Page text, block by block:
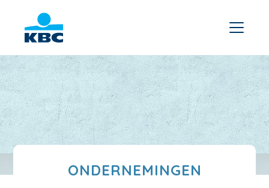
ONDERNEMINGEN